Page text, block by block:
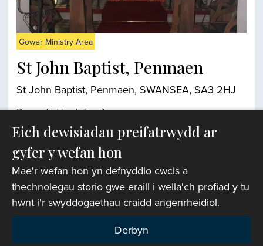
Gower Ministry Area
St John Baptist, Penmaen
St John Baptist, Penmaen, SWANSEA, SA3 2HJ
Darganfyddwch fwy
Chwiliwr eglwysi
Eich dewisiadau preifatrwydd ar
gyfer y wefan hon
Mae'r wefan hon yn defnyddio cwcis a
thechnolegau storio gwe eraill i wella'ch profiad y tu
hwnt i'r swyddogaethau craidd angenrheidiol.
Derbyn